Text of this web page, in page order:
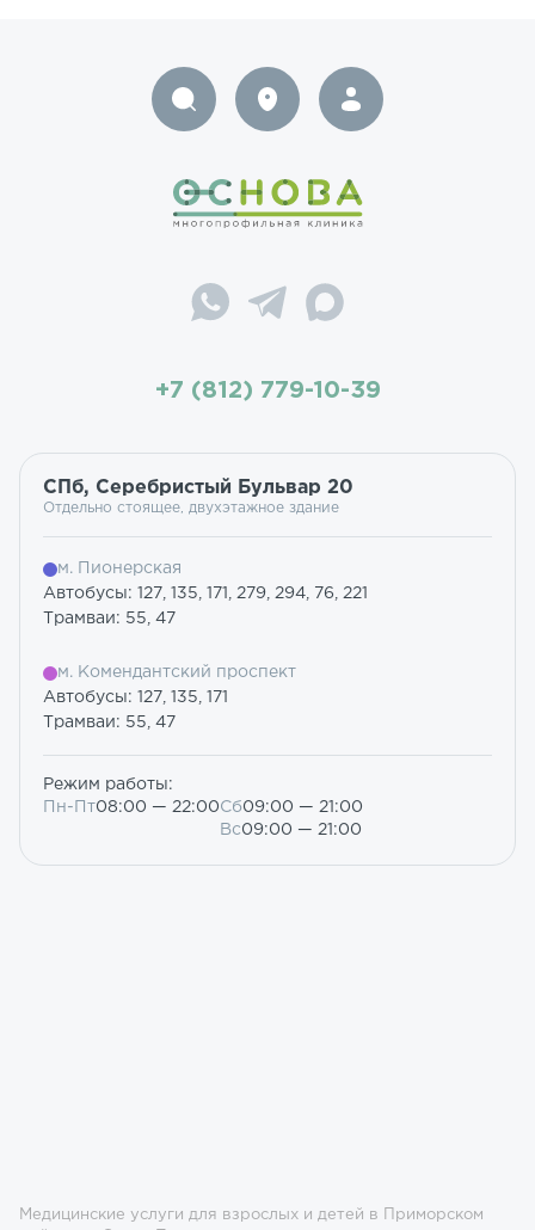
+7 (812) 779-10-39
СПб, Серебристый Бульвар 20
Отдельно стоящее, двухэтажное здание
м. Пионерская
Автобусы: 127, 135, 171, 279, 294, 76, 221
Трамваи: 55, 47
м. Комендантский проспект
Автобусы: 127, 135, 171
Трамваи: 55, 47
Режим работы:
Пн-Пт08:00 — 22:00Сб09:00 — 21:00
Вс09:00 — 21:00
Медицинские услуги для взрослых и детей в Приморском